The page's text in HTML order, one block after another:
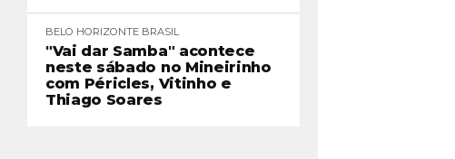
BELO HORIZONTE BRASIL
"Vai dar Samba" acontece
neste sábado no Mineirinho
com Péricles, Vitinho e
Thiago Soares